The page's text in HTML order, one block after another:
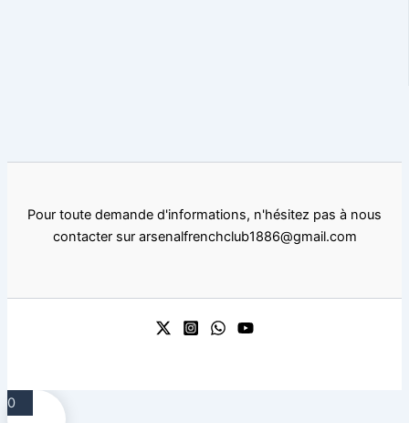
Pour toute demande d'informations, n'hésitez pas à nous
contacter sur arsenalfrenchclub1886@gmail.com
0